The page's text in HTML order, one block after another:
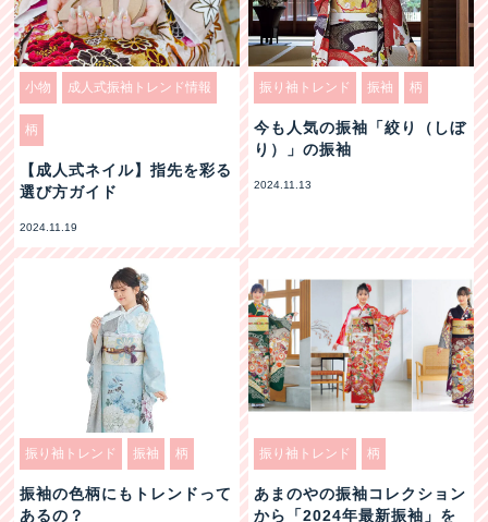
小物 成人式振袖トレンド情報
柄
【成人式ネイル】指先を彩る
選び方ガイド
2024.11.19
振り袖トレンド 振袖 柄
今も人気の振袖「絞り（しぼ
り）」の振袖
2024.11.13
振り袖トレンド 振袖 柄
振袖の色柄にもトレンドって
あるの？
振り袖トレンド 柄
あまのやの振袖コレクション
から「2024年最新振袖」を